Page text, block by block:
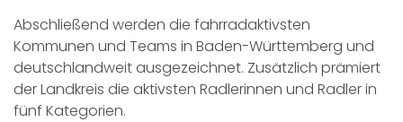
Abschließend werden die fahrradaktivsten
Kommunen und Teams in Baden-Württemberg und
deutschlandweit ausgezeichnet. Zusätzlich prämiert
der Landkreis die aktivsten Radlerinnen und Radler in
fünf Kategorien.